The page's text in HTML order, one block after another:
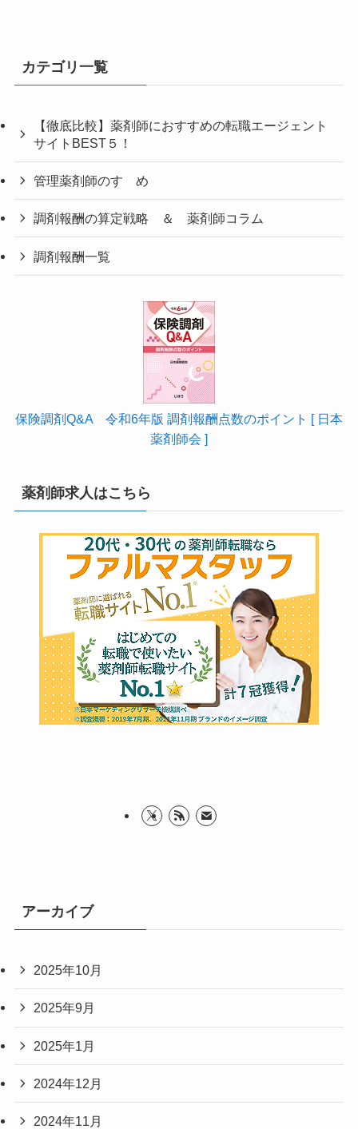
カテゴリ一覧
【徹底比較】薬剤師におすすめの転職エージェント
サイトBEST５！
管理薬剤師のすゝめ
調剤報酬の算定戦略 ＆ 薬剤師コラム
調剤報酬一覧
保険調剤Q&A 令和6年版 調剤報酬点数のポイント [ 日本
薬剤師会 ]
薬剤師求人はこちら
アーカイブ
2025年10月
2025年9月
2025年1月
2024年12月
2024年11月